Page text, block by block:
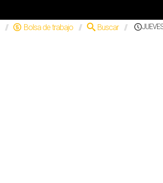
//
Buscar
//
Bolsa de trabajo
//